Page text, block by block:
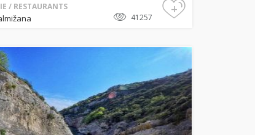
/ RESTAURANTS
41257
+